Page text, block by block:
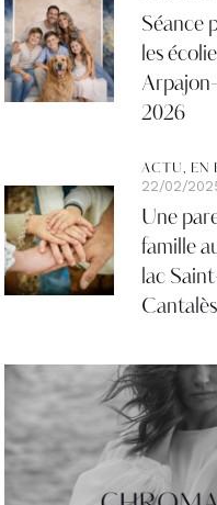
Séance
les
2026
ACTU, EN
22/02/
Une
famille
lac
Cantalès